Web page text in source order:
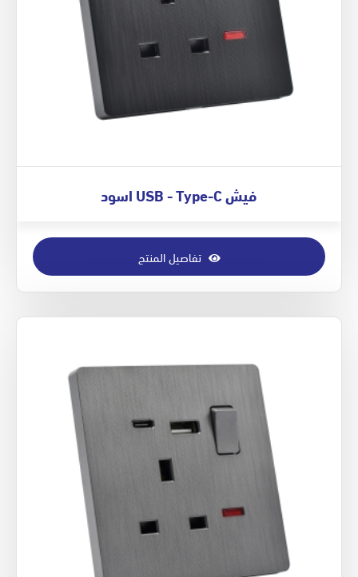
فيش USB - Type-C اسود
تفاصيل المنتج